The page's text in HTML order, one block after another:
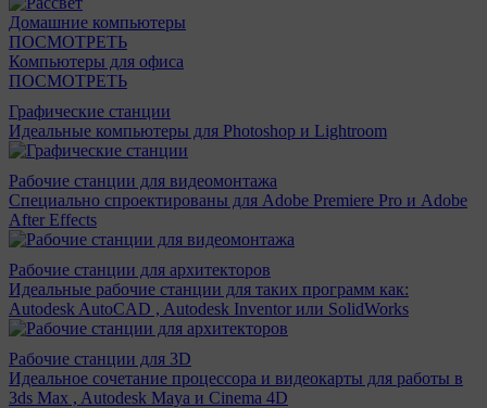
Домашние компьютеры
ПОСМОТРЕТЬ
Компьютеры для офиса
ПОСМОТРЕТЬ
Графические станции
Идеальные компьютеры для Photoshop и Lightroom
Рабочие станции для видеомонтажа
Специально спроектированы для Adobe Premiere Pro и Adobe
After Effects
Рабочие станции для архитекторов
Идеальные рабочие станции для таких программ как:
Autodesk AutoCAD , Autodesk Inventor или SolidWorks
Рабочие станции для 3D
Идеальное сочетание процессора и видеокарты для работы в
3ds Max , Autodesk Maya и Cinema 4D